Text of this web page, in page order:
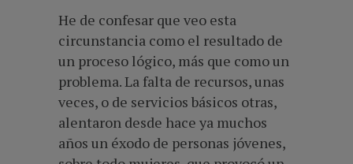
He de confesar que veo esta
circunstancia como el resultado de
un proceso lógico, más que como un
problema. La falta de recursos, unas
veces, o de servicios básicos otras,
alentaron desde hace ya muchos
años un éxodo de personas jóvenes,